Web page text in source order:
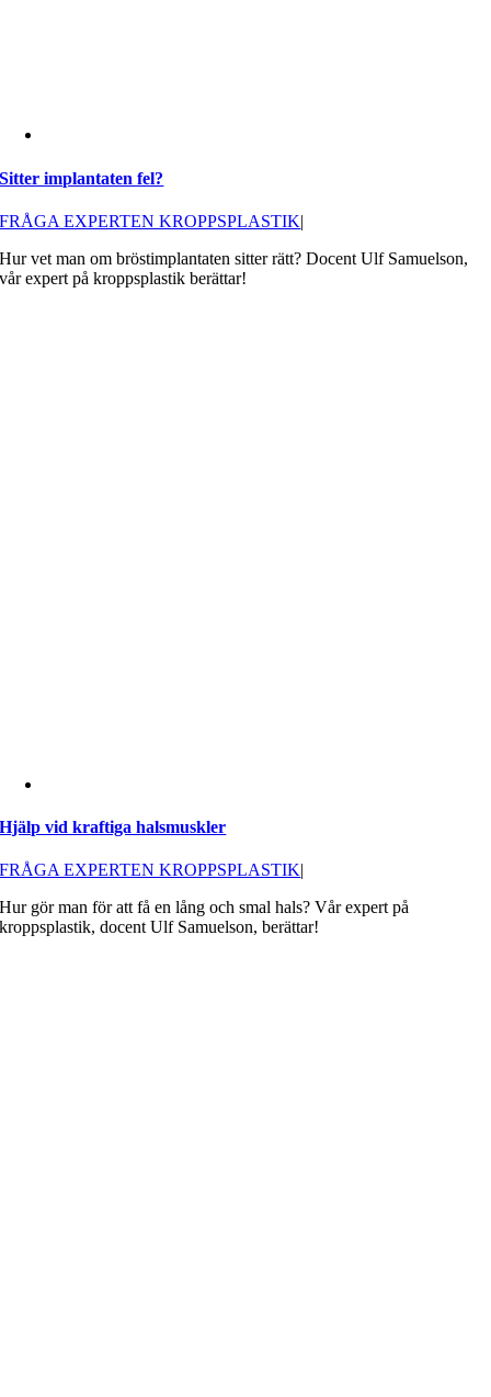
Sitter implantaten fel?
FRÅGA EXPERTEN KROPPSPLASTIK|
Hur vet man om bröstimplantaten sitter rätt? Docent Ulf Samuelson,
vår expert på kroppsplastik berättar!
Hjälp vid kraftiga halsmuskler
FRÅGA EXPERTEN KROPPSPLASTIK|
Hur gör man för att få en lång och smal hals? Vår expert på
kroppsplastik, docent Ulf Samuelson, berättar!